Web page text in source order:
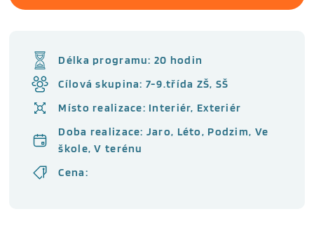
Délka programu: 20 hodin
Cílová skupina: 7-9.třída ZŠ, SŠ
Místo realizace: Interiér, Exteriér
Doba realizace: Jaro, Léto, Podzim, Ve
škole, V terénu
Cena: